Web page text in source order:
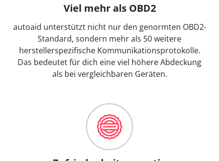
Viel mehr als OBD2
autoaid unterstützt nicht nur den genormten OBD2-
Standard, sondern mehr als 50 weitere
herstellerspezifische Kommunikationsprotokolle.
Das bedeutet für dich eine viel höhere Abdeckung
als bei vergleichbaren Geräten.